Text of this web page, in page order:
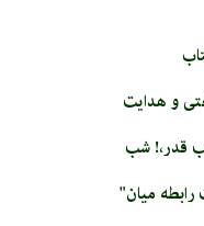
و هدايت
قدر،! شب
رابطه ميان"